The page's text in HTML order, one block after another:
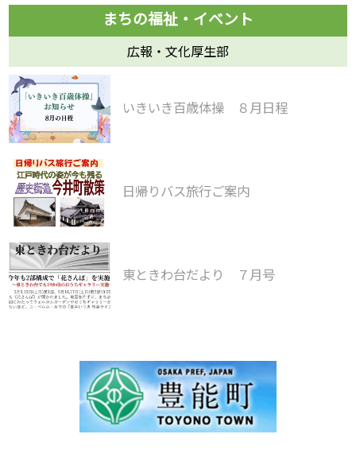
広報・文化厚生部
いきいき百歳体操 ８月日程
日帰りバス旅行ご案内
東ときわ台だより ７月号